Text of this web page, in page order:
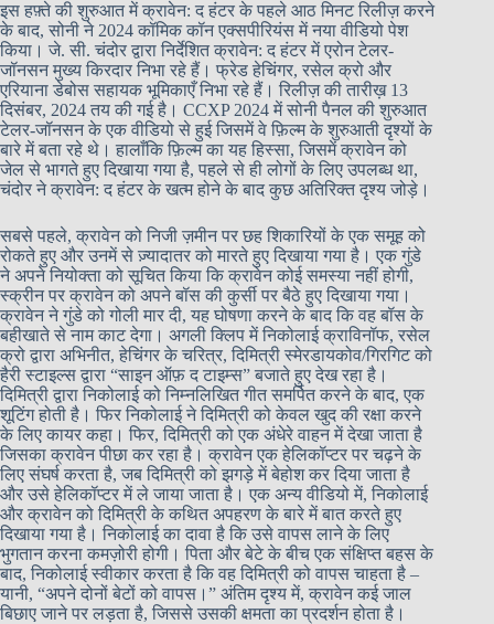
इस हफ़्ते की शुरुआत में क्रावेन: द हंटर के पहले आठ मिनट रिलीज़ करने
के बाद, सोनी ने 2024 कॉमिक कॉन एक्सपीरियंस में नया वीडियो पेश
किया। जे. सी. चंदोर द्वारा निर्देशित क्रावेन: द हंटर में एरोन टेलर-
जॉनसन मुख्य किरदार निभा रहे हैं। फ्रेड हेचिंगर, रसेल क्रो और
एरियाना डेबोस सहायक भूमिकाएँ निभा रहे हैं। रिलीज़ की तारीख़ 13
दिसंबर, 2024 तय की गई है। CCXP 2024 में सोनी पैनल की शुरुआत
टेलर-जॉनसन के एक वीडियो से हुई जिसमें वे फ़िल्म के शुरुआती दृश्यों के
बारे में बता रहे थे। हालाँकि फ़िल्म का यह हिस्सा, जिसमें क्रावेन को
जेल से भागते हुए दिखाया गया है, पहले से ही लोगों के लिए उपलब्ध था,
चंदोर ने क्रावेन: द हंटर के खत्म होने के बाद कुछ अतिरिक्त दृश्य जोड़े।
सबसे पहले, क्रावेन को निजी ज़मीन पर छह शिकारियों के एक समूह को
रोकते हुए और उनमें से ज़्यादातर को मारते हुए दिखाया गया है। एक गुंडे
ने अपने नियोक्ता को सूचित किया कि क्रावेन कोई समस्या नहीं होगी,
स्क्रीन पर क्रावेन को अपने बॉस की कुर्सी पर बैठे हुए दिखाया गया।
क्रावेन ने गुंडे को गोली मार दी, यह घोषणा करने के बाद कि वह बॉस के
बहीखाते से नाम काट देगा। अगली क्लिप में निकोलाई क्राविनॉफ, रसेल
क्रो द्वारा अभिनीत, हेचिंगर के चरित्र, दिमित्री स्मेरडायकोव/गिरगिट को
हैरी स्टाइल्स द्वारा “साइन ऑफ़ द टाइम्स” बजाते हुए देख रहा है।
दिमित्री द्वारा निकोलाई को निम्नलिखित गीत समर्पित करने के बाद, एक
शूटिंग होती है। फिर निकोलाई ने दिमित्री को केवल खुद की रक्षा करने
के लिए कायर कहा। फिर, दिमित्री को एक अंधेरे वाहन में देखा जाता है
जिसका क्रावेन पीछा कर रहा है। क्रावेन एक हेलिकॉप्टर पर चढ़ने के
लिए संघर्ष करता है, जब दिमित्री को झगड़े में बेहोश कर दिया जाता है
और उसे हेलिकॉप्टर में ले जाया जाता है। एक अन्य वीडियो में, निकोलाई
और क्रावेन को दिमित्री के कथित अपहरण के बारे में बात करते हुए
दिखाया गया है। निकोलाई का दावा है कि उसे वापस लाने के लिए
भुगतान करना कमज़ोरी होगी। पिता और बेटे के बीच एक संक्षिप्त बहस के
बाद, निकोलाई स्वीकार करता है कि वह दिमित्री को वापस चाहता है –
यानी, “अपने दोनों बेटों को वापस।” अंतिम दृश्य में, क्रावेन कई जाल
बिछाए जाने पर लड़ता है, जिससे उसकी क्षमता का प्रदर्शन होता है।